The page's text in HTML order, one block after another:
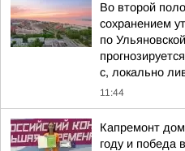
Во второй
сохранением
по
с, локально
11:44
Капремонт
году и победа